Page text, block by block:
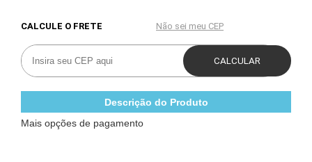
Descrição do Produto
Mais opções de pagamento